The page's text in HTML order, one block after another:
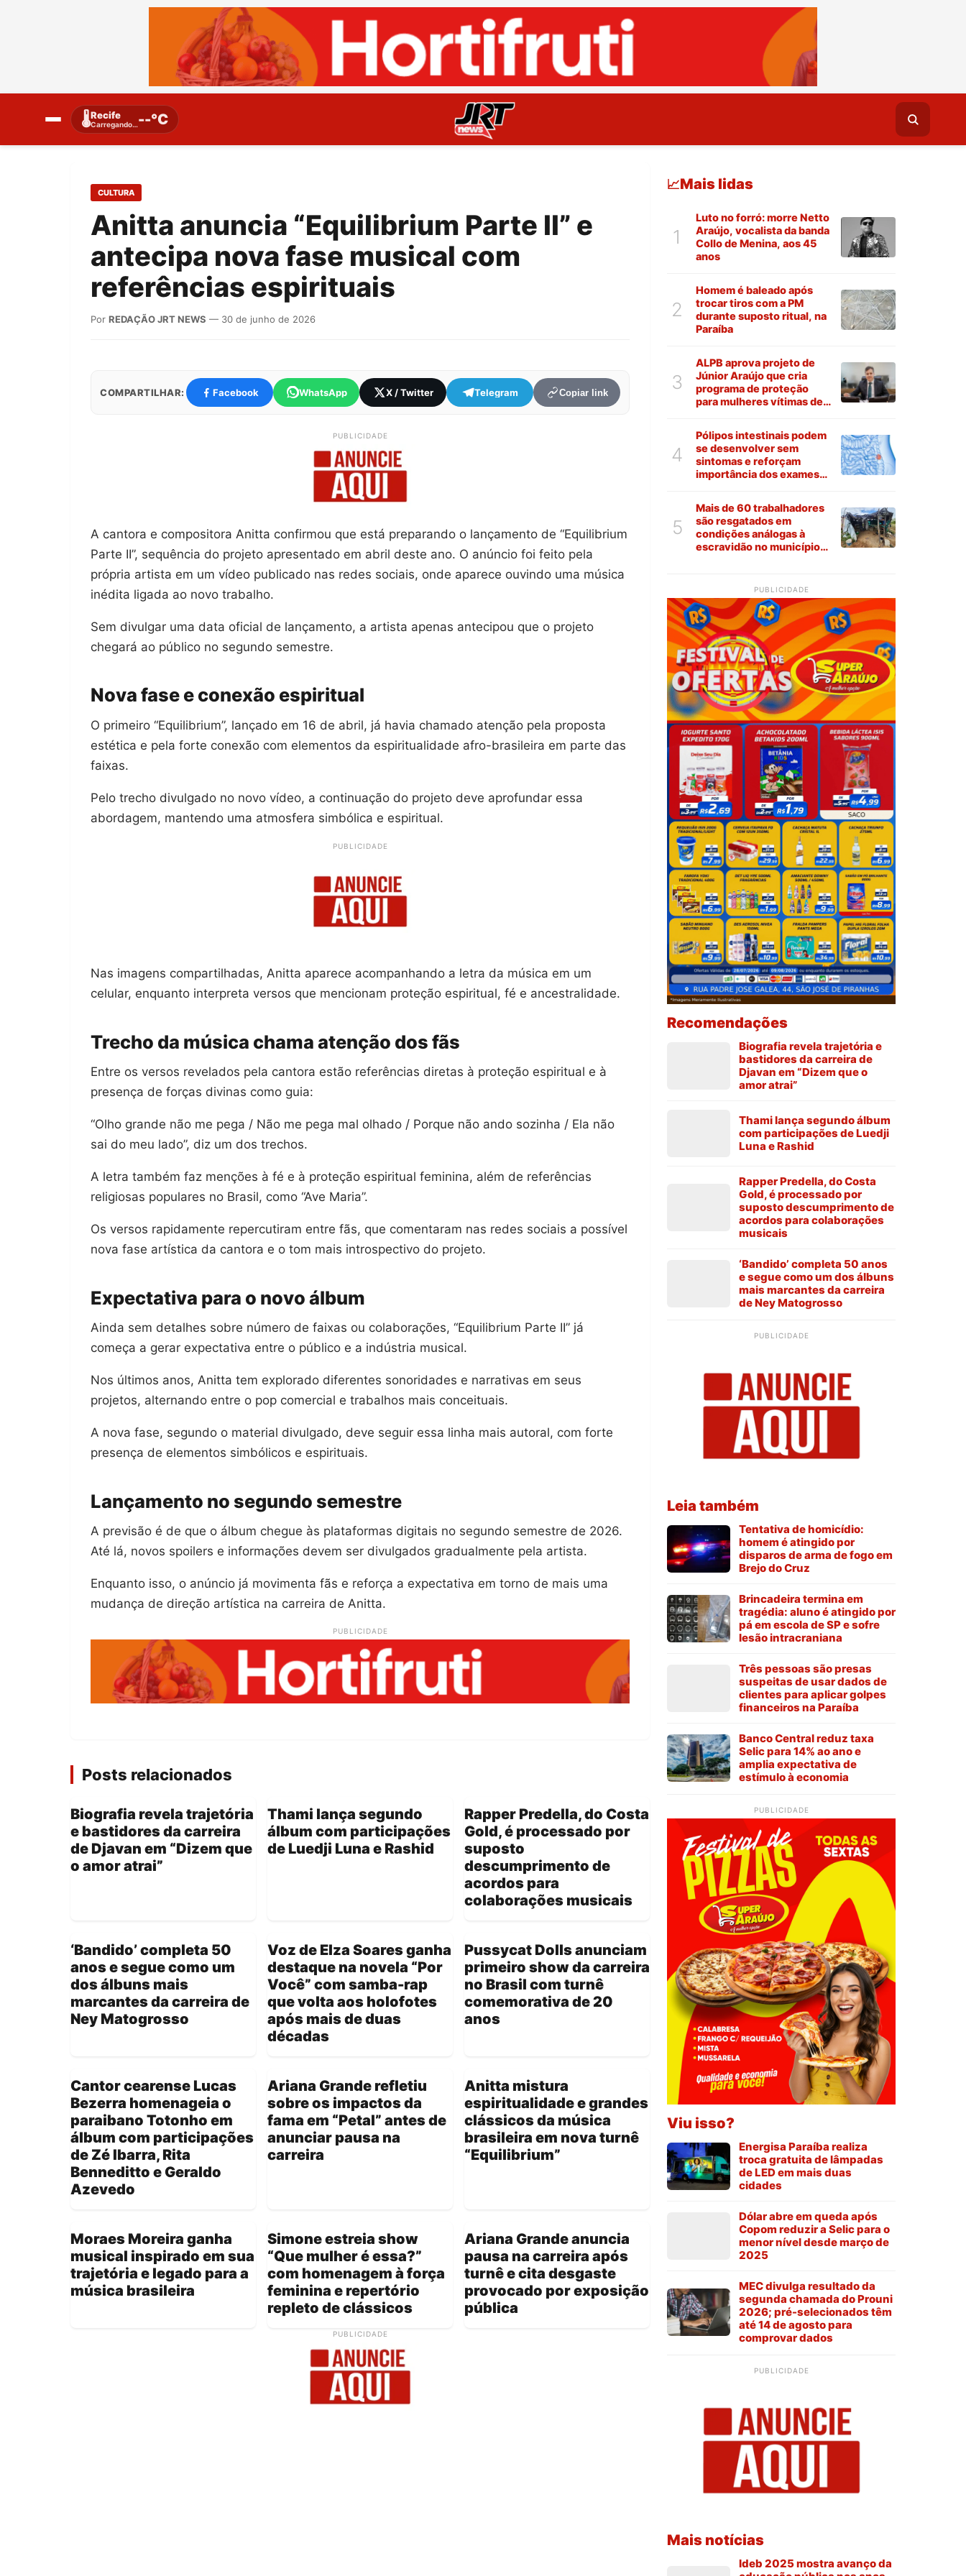
🌡️Recife
Carregando…--°C
CULTURA
Anitta anuncia “Equilibrium Parte II” e
antecipa nova fase musical com
referências espirituais
Por REDAÇÃO JRT NEWS — 30 de junho de 2026
COMPARTILHAR: Facebook WhatsApp X / Twitter Telegram Copiar link
PUBLICIDADE
A cantora e compositora Anitta confirmou que está preparando o lançamento de “Equilibrium
Parte II”, sequência do projeto apresentado em abril deste ano. O anúncio foi feito pela
própria artista em um vídeo publicado nas redes sociais, onde aparece ouvindo uma música
inédita ligada ao novo trabalho.
Sem divulgar uma data oficial de lançamento, a artista apenas antecipou que o projeto
chegará ao público no segundo semestre.
Nova fase e conexão espiritual
O primeiro “Equilibrium”, lançado em 16 de abril, já havia chamado atenção pela proposta
estética e pela forte conexão com elementos da espiritualidade afro-brasileira em parte das
faixas.
Pelo trecho divulgado no novo vídeo, a continuação do projeto deve aprofundar essa
abordagem, mantendo uma atmosfera simbólica e espiritual.
PUBLICIDADE
Nas imagens compartilhadas, Anitta aparece acompanhando a letra da música em um
celular, enquanto interpreta versos que mencionam proteção espiritual, fé e ancestralidade.
Trecho da música chama atenção dos fãs
Entre os versos revelados pela cantora estão referências diretas à proteção espiritual e à
presença de forças divinas como guia:
“Olho grande não me pega / Não me pega mal olhado / Porque não ando sozinha / Ela não
sai do meu lado”, diz um dos trechos.
A letra também faz menções à fé e à proteção espiritual feminina, além de referências
religiosas populares no Brasil, como “Ave Maria”.
Os versos rapidamente repercutiram entre fãs, que comentaram nas redes sociais a possível
nova fase artística da cantora e o tom mais introspectivo do projeto.
Expectativa para o novo álbum
Ainda sem detalhes sobre número de faixas ou colaborações, “Equilibrium Parte II” já
começa a gerar expectativa entre o público e a indústria musical.
Nos últimos anos, Anitta tem explorado diferentes sonoridades e narrativas em seus
projetos, alternando entre o pop comercial e trabalhos mais conceituais.
A nova fase, segundo o material divulgado, deve seguir essa linha mais autoral, com forte
presença de elementos simbólicos e espirituais.
Lançamento no segundo semestre
A previsão é de que o álbum chegue às plataformas digitais no segundo semestre de 2026.
Até lá, novos spoilers e informações devem ser divulgados gradualmente pela artista.
Enquanto isso, o anúncio já movimenta fãs e reforça a expectativa em torno de mais uma
mudança de direção artística na carreira de Anitta.
PUBLICIDADE
Posts relacionados
Biografia revela trajetória
e bastidores da carreira
de Djavan em “Dizem que
o amor atrai”
Thami lança segundo
álbum com participações
de Luedji Luna e Rashid
Rapper Predella, do Costa
Gold, é processado por
suposto
descumprimento de
acordos para
colaborações musicais
‘Bandido’ completa 50
anos e segue como um
dos álbuns mais
marcantes da carreira de
Ney Matogrosso
Voz de Elza Soares ganha
destaque na novela “Por
Você” com samba-rap
que volta aos holofotes
após mais de duas
décadas
Pussycat Dolls anunciam
primeiro show da carreira
no Brasil com turnê
comemorativa de 20
anos
Cantor cearense Lucas
Bezerra homenageia o
paraibano Totonho em
álbum com participações
de Zé Ibarra, Rita
Benneditto e Geraldo
Azevedo
Ariana Grande refletiu
sobre os impactos da
fama em “Petal” antes de
anunciar pausa na
carreira
Anitta mistura
espiritualidade e grandes
clássicos da música
brasileira em nova turnê
“Equilibrium”
Moraes Moreira ganha
musical inspirado em sua
trajetória e legado para a
música brasileira
Simone estreia show
“Que mulher é essa?”
com homenagem à força
feminina e repertório
repleto de clássicos
Ariana Grande anuncia
pausa na carreira após
turnê e cita desgaste
provocado por exposição
pública
PUBLICIDADE
📈Mais lidas
1
Luto no forró: morre Netto
Araújo, vocalista da banda
Collo de Menina, aos 45
anos
2
Homem é baleado após
trocar tiros com a PM
durante suposto ritual, na
Paraíba
3
ALPB aprova projeto de
Júnior Araújo que cria
programa de proteção
para mulheres vítimas de
4
Pólipos intestinais podem
se desenvolver sem
sintomas e reforçam
importância dos exames
5
Mais de 60 trabalhadores
são resgatados em
condições análogas à
escravidão no município
PUBLICIDADE
Recomendações
Biografia revela trajetória e
bastidores da carreira de
Djavan em “Dizem que o
amor atrai”
Thami lança segundo álbum
com participações de Luedji
Luna e Rashid
Rapper Predella, do Costa
Gold, é processado por
suposto descumprimento de
acordos para colaborações
musicais
‘Bandido’ completa 50 anos
e segue como um dos álbuns
mais marcantes da carreira
de Ney Matogrosso
PUBLICIDADE
Leia também
Tentativa de homicídio:
homem é atingido por
disparos de arma de fogo em
Brejo do Cruz
Brincadeira termina em
tragédia: aluno é atingido por
pá em escola de SP e sofre
lesão intracraniana
Três pessoas são presas
suspeitas de usar dados de
clientes para aplicar golpes
financeiros na Paraíba
Banco Central reduz taxa
Selic para 14% ao ano e
amplia expectativa de
estímulo à economia
PUBLICIDADE
Viu isso?
Energisa Paraíba realiza
troca gratuita de lâmpadas
de LED em mais duas
cidades
Dólar abre em queda após
Copom reduzir a Selic para o
menor nível desde março de
2025
MEC divulga resultado da
segunda chamada do Prouni
2026; pré-selecionados têm
até 14 de agosto para
comprovar dados
PUBLICIDADE
Mais notícias
Ideb 2025 mostra avanço da